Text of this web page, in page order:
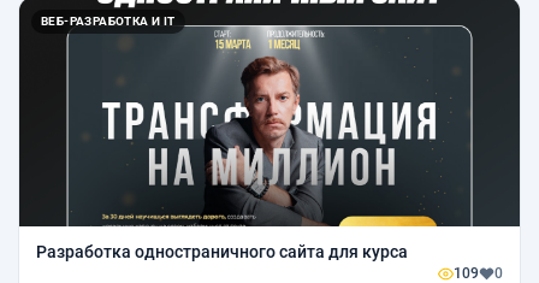
ВЕБ-РАЗРАБОТКА И IT
Разработка одностраничного сайта для курса
109 0